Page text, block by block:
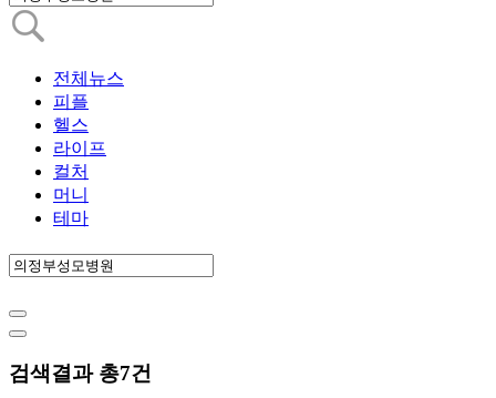
전체뉴스
피플
헬스
라이프
컬처
머니
테마
검색결과 총7건